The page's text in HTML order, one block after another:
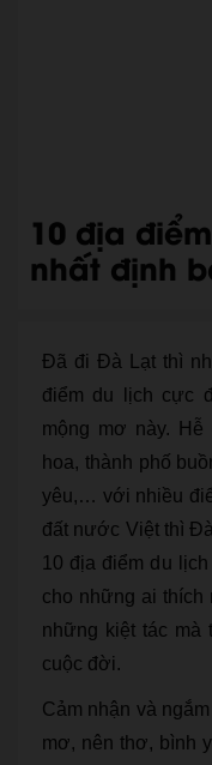
10 địa
nhất định
Đã đi Đà Lạt thì
điểm du lịch cực
mộng mơ này.
hoa, thành phố
yêu,… với nhiều
đất nước Việt thì
10 địa điểm du
cho những ai thích
những kiệt tác mà
cuộc đời.
Cảm nhận và
mơ, nên thơ, bình